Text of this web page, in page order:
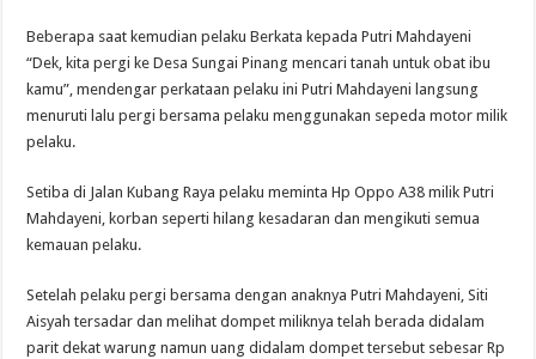
Beberapa saat kemudian pelaku Berkata kepada Putri Mahdayeni
“Dek, kita pergi ke Desa Sungai Pinang mencari tanah untuk obat ibu
kamu”, mendengar perkataan pelaku ini Putri Mahdayeni langsung
menuruti lalu pergi bersama pelaku menggunakan sepeda motor milik
pelaku.
Setiba di Jalan Kubang Raya pelaku meminta Hp Oppo A38 milik Putri
Mahdayeni, korban seperti hilang kesadaran dan mengikuti semua
kemauan pelaku.
Setelah pelaku pergi bersama dengan anaknya Putri Mahdayeni, Siti
Aisyah tersadar dan melihat dompet miliknya telah berada didalam
parit dekat warung namun uang didalam dompet tersebut sebesar Rp